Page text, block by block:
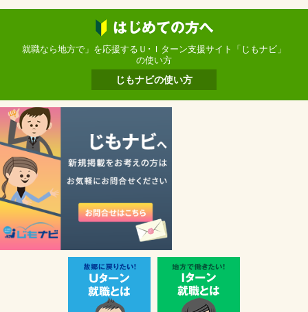
就職なら地方で」を応援するＵ･Ｉターン支援サイト「じもナビ」
の使い方
じもナビの使い方